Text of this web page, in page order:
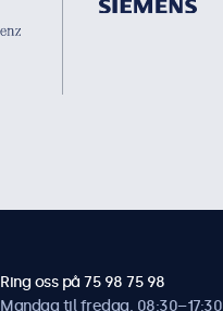
Ring oss på 75 98 75 98
Mandag til fredag, 08:30–17:30